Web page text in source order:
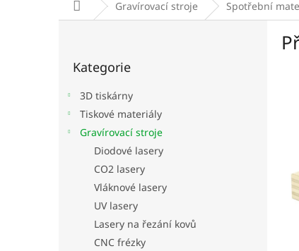
Domů Gravírovací stroje Spotřební
kategorie
Kategorie
3D tiskárny
Tiskové materiály
Gravírovací stroje
Diodové lasery
CO2 lasery
Vláknové lasery
UV lasery
Lasery na řezání kovů
CNC frézky